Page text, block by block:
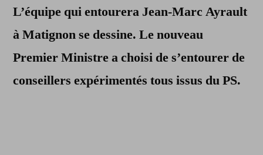
têtes
Matignon
L’équipe qui entourera Jean-Marc Ayrault
à Matignon se dessine. Le nouveau
Premier Ministre a choisi de s’entourer de
conseillers expérimentés tous issus du PS.